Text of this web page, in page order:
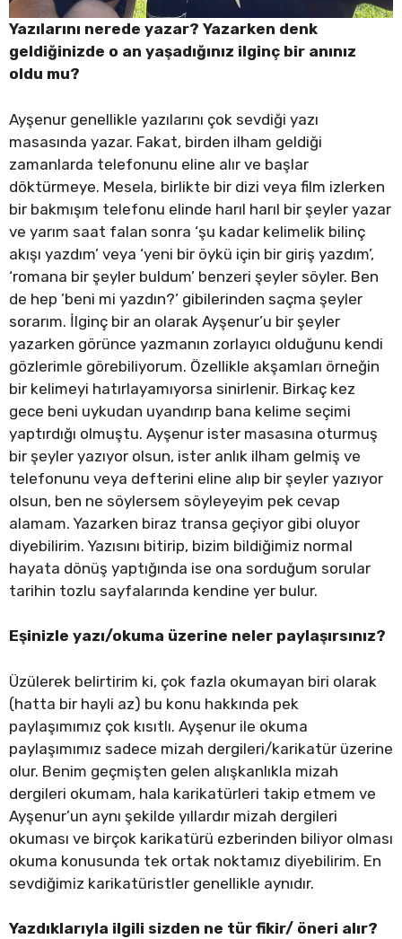
Yazılarını nerede yazar? Yazarken denk
geldiğinizde o an yaşadığınız ilginç bir anınız
oldu mu?
Ayşenur genellikle yazılarını çok sevdiği yazı
masasında yazar. Fakat, birden ilham geldiği
zamanlarda telefonunu eline alır ve başlar
döktürmeye. Mesela, birlikte bir dizi veya film izlerken
bir bakmışım telefonu elinde harıl harıl bir şeyler yazar
ve yarım saat falan sonra ‘şu kadar kelimelik bilinç
akışı yazdım’ veya ‘yeni bir öykü için bir giriş yazdım’,
‘romana bir şeyler buldum’ benzeri şeyler söyler. Ben
de hep ’beni mi yazdın?’ gibilerinden saçma şeyler
sorarım. İlginç bir an olarak Ayşenur’u bir şeyler
yazarken görünce yazmanın zorlayıcı olduğunu kendi
gözlerimle görebiliyorum. Özellikle akşamları örneğin
bir kelimeyi hatırlayamıyorsa sinirlenir. Birkaç kez
gece beni uykudan uyandırıp bana kelime seçimi
yaptırdığı olmuştu. Ayşenur ister masasına oturmuş
bir şeyler yazıyor olsun, ister anlık ilham gelmiş ve
telefonunu veya defterini eline alıp bir şeyler yazıyor
olsun, ben ne söylersem söyleyeyim pek cevap
alamam. Yazarken biraz transa geçiyor gibi oluyor
diyebilirim. Yazısını bitirip, bizim bildiğimiz normal
hayata dönüş yaptığında ise ona sorduğum sorular
tarihin tozlu sayfalarında kendine yer bulur.
Eşinizle yazı/okuma üzerine neler paylaşırsınız?
Üzülerek belirtirim ki, çok fazla okumayan biri olarak
(hatta bir hayli az) bu konu hakkında pek
paylaşımımız çok kısıtlı. Ayşenur ile okuma
paylaşımımız sadece mizah dergileri/karikatür üzerine
olur. Benim geçmişten gelen alışkanlıkla mizah
dergileri okumam, hala karikatürleri takip etmem ve
Ayşenur’un aynı şekilde yıllardır mizah dergileri
okuması ve birçok karikatürü ezberinden biliyor olması
okuma konusunda tek ortak noktamız diyebilirim. En
sevdiğimiz karikatüristler genellikle aynıdır.
Yazdıklarıyla ilgili sizden ne tür fikir/ öneri alır?